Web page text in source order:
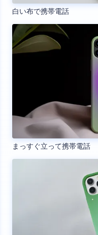
白い布で携帯電話
まっすぐ立って携帯電話